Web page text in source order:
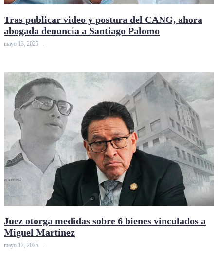
Tras publicar video y postura del CANG, ahora
abogada denuncia a Santiago Palomo
mayo 13, 2025
Juez otorga medidas sobre 6 bienes vinculados a
Miguel Martínez
mayo 12, 2025